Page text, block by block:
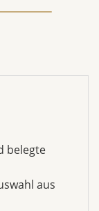
belegte
aus